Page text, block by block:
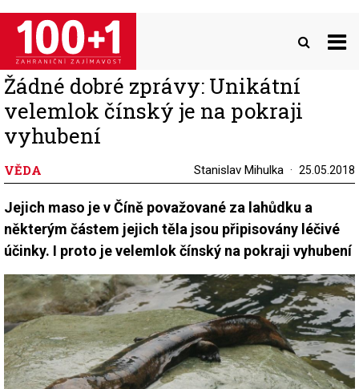
Přejít
hlavnímu
obsahu
Žádné dobré zprávy: Unikátní
velemlok čínský je na pokraji
vyhubení
VĚDA Stanislav Mihulka 25.05.2018
Jejich maso je v Číně považované za lahůdku a
některým částem jejich těla jsou připisovány léčivé
účinky. I proto je velemlok čínský na pokraji vyhubení